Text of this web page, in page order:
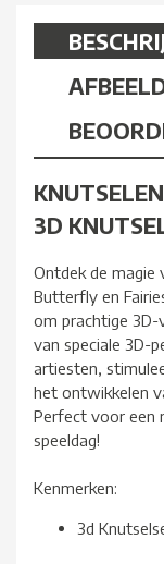
3D
Ontdek de magie
Butterfly en
om prachtige 3D-
van speciale 3D-
artiesten,
het ontwikkelen
Perfect voor een
speeldag!
Kenmerken:
3d